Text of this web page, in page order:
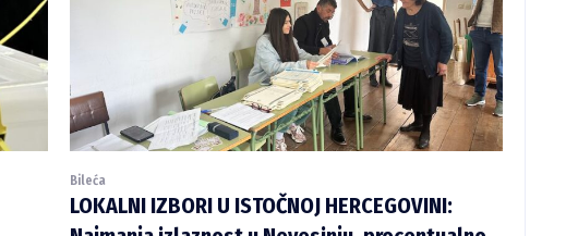
Bileća
LOKALNI IZBORI U ISTOČNOJ HERCEGOVINI: